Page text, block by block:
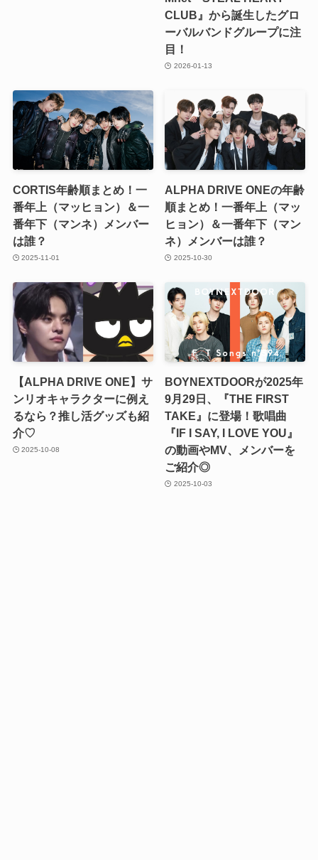
CLUB』から誕生したグロ
ーバルバンドグループに注
目！
2026-01-13
CORTIS年齢順まとめ！一
番年上（マッヒョン）＆一
番年下（マンネ）メンバー
は誰？
2025-11-01
ALPHA DRIVE ONEの年齢
順まとめ！一番年上（マッ
ヒョン）＆一番年下（マン
ネ）メンバーは誰？
2025-10-30
【ALPHA DRIVE ONE】サ
ンリオキャラクターに例え
るなら？推し活グッズも紹
介♡
2025-10-08
BOYNEXTDOORが2025年
9月29日、『THE FIRST
TAKE』に登場！歌唱曲
『IF I SAY, I LOVE YOU』
の動画やMV、メンバーを
ご紹介◎
2025-10-03